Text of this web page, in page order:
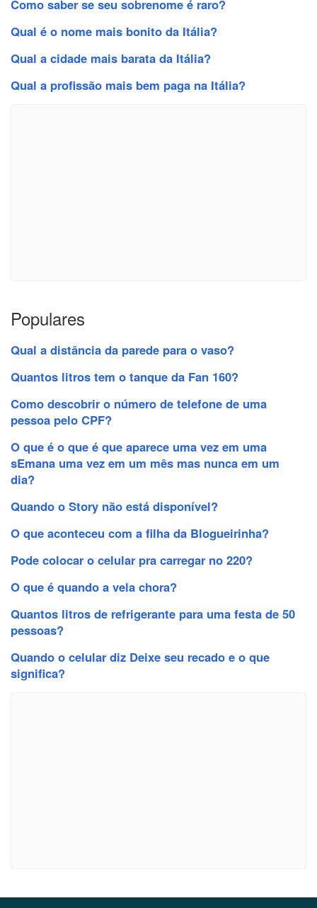
Como saber se seu sobrenome é raro?
Qual é o nome mais bonito da Itália?
Qual a cidade mais barata da Itália?
Qual a profissão mais bem paga na Itália?
Populares
Qual a distância da parede para o vaso?
Quantos litros tem o tanque da Fan 160?
Como descobrir o número de telefone de uma
pessoa pelo CPF?
O que é o que é que aparece uma vez em uma
sEmana uma vez em um mês mas nunca em um
dia?
Quando o Story não está disponível?
O que aconteceu com a filha da Blogueirinha?
Pode colocar o celular pra carregar no 220?
O que é quando a vela chora?
Quantos litros de refrigerante para uma festa de 50
pessoas?
Quando o celular diz Deixe seu recado e o que
significa?